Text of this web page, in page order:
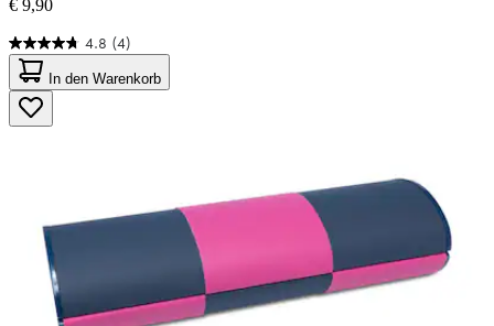
€ 9,90
4.8 (4)
4.8
von
5
Sternen.
4
In den Warenkorb